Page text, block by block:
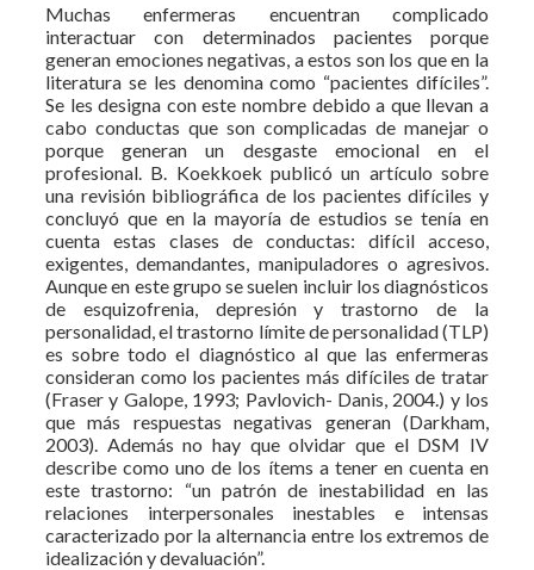
Muchas enfermeras encuentran complicado
interactuar con determinados pacientes porque
generan emociones negativas, a estos son los que en la
literatura se les denomina como “pacientes difíciles”.
Se les designa con este nombre debido a que llevan a
cabo conductas que son complicadas de manejar o
porque generan un desgaste emocional en el
profesional. B. Koekkoek publicó un artículo sobre
una revisión bibliográfica de los pacientes difíciles y
concluyó que en la mayoría de estudios se tenía en
cuenta estas clases de conductas: difícil acceso,
exigentes, demandantes, manipuladores o agresivos.
Aunque en este grupo se suelen incluir los diagnósticos
de esquizofrenia, depresión y trastorno de la
personalidad, el trastorno límite de personalidad (TLP)
es sobre todo el diagnóstico al que las enfermeras
consideran como los pacientes más difíciles de tratar
(Fraser y Galope, 1993; Pavlovich- Danis, 2004.) y los
que más respuestas negativas generan (Darkham,
2003). Además no hay que olvidar que el DSM IV
describe como uno de los ítems a tener en cuenta en
este trastorno: “un patrón de inestabilidad en las
relaciones interpersonales inestables e intensas
caracterizado por la alternancia entre los extremos de
idealización y devaluación”.